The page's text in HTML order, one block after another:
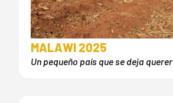
MALAWI 2025
Un pequeño país que se deja querer